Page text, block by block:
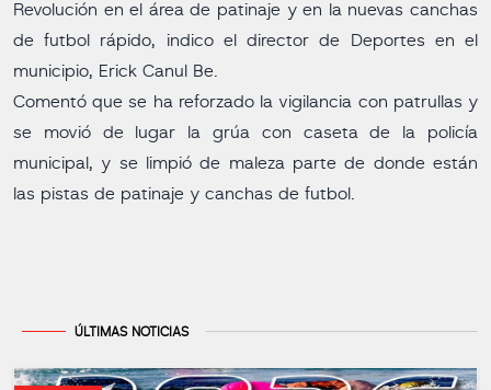
Revolución en el área de patinaje y en la nuevas canchas
de futbol rápido, indico el director de Deportes en el
municipio, Erick Canul Be.
Comentó que se ha reforzado la vigilancia con patrullas y
se movió de lugar la grúa con caseta de la policía
municipal, y se limpió de maleza parte de donde están
las pistas de patinaje y canchas de futbol.
ÚLTIMAS NOTICIAS